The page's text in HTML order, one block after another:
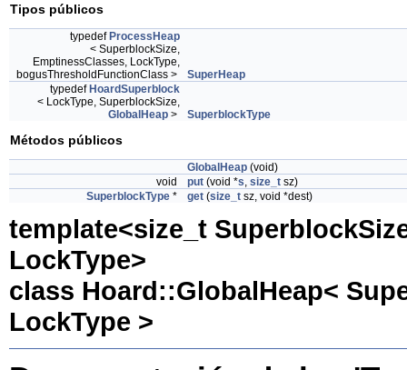
Tipos públicos
typedef ProcessHeap
< SuperblockSize,
EmptinessClasses, LockType,
bogusThresholdFunctionClass >
SuperHeap
typedef HoardSuperblock
< LockType, SuperblockSize,
GlobalHeap > SuperblockType
Métodos públicos
GlobalHeap (void)
void
put (void *s, size_t sz)
SuperblockType * get (size_t sz, void *dest)
template<size_t
LockType>
class Hoard::GlobalHeap<
LockType >